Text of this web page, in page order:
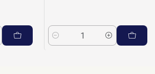
Cantidad